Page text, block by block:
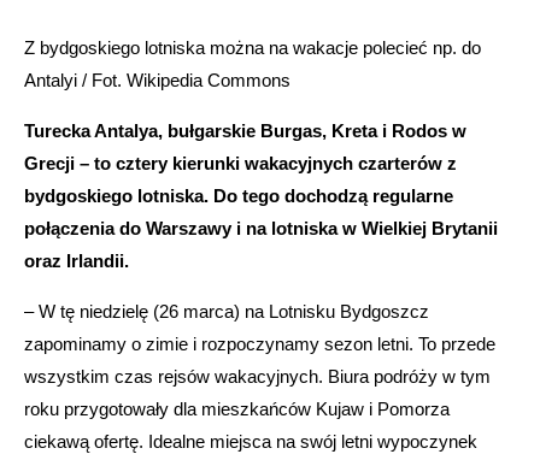
Z bydgoskiego lotniska można na wakacje polecieć np. do
Antalyi / Fot. Wikipedia Commons
Turecka Antalya, bułgarskie Burgas, Kreta i Rodos w
Grecji – to cztery kierunki wakacyjnych czarterów z
bydgoskiego lotniska. Do tego dochodzą regularne
połączenia do Warszawy i na lotniska w Wielkiej Brytanii
oraz Irlandii.
– W tę niedzielę (26 marca) na Lotnisku Bydgoszcz
zapominamy o zimie i rozpoczynamy sezon letni. To przede
wszystkim czas rejsów wakacyjnych. Biura podróży w tym
roku przygotowały dla mieszkańców Kujaw i Pomorza
ciekawą ofertę. Idealne miejsca na swój letni wypoczynek